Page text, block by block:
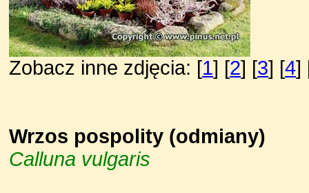
Zobacz inne zdjęcia: [1] [2] [3] [4]
Wrzos pospolity (odmiany)
Calluna vulgaris